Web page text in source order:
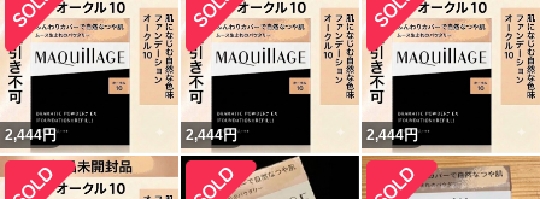
2,444円 2,444円 2,444円